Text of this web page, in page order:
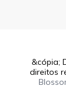
&cópia;
direitos